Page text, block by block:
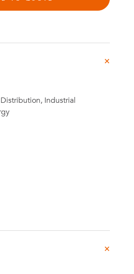
Fallstudien
Industrial